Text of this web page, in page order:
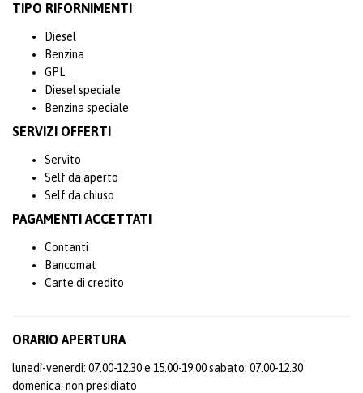
TIPO RIFORNIMENTI
Diesel
Benzina
GPL
Diesel speciale
Benzina speciale
SERVIZI OFFERTI
Servito
Self da aperto
Self da chiuso
PAGAMENTI ACCETTATI
Contanti
Bancomat
Carte di credito
ORARIO APERTURA
lunedì-venerdì: 07.00-12.30 e 15.00-19.00 sabato: 07.00-12.30
domenica: non presidiato